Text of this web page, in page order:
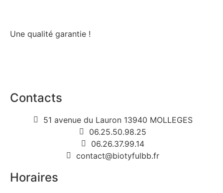
Une qualité garantie !
Contacts
51 avenue du Lauron 13940 MOLLEGES
06.25.50.98.25
06.26.37.99.14
contact@biotyfulbb.fr
Horaires